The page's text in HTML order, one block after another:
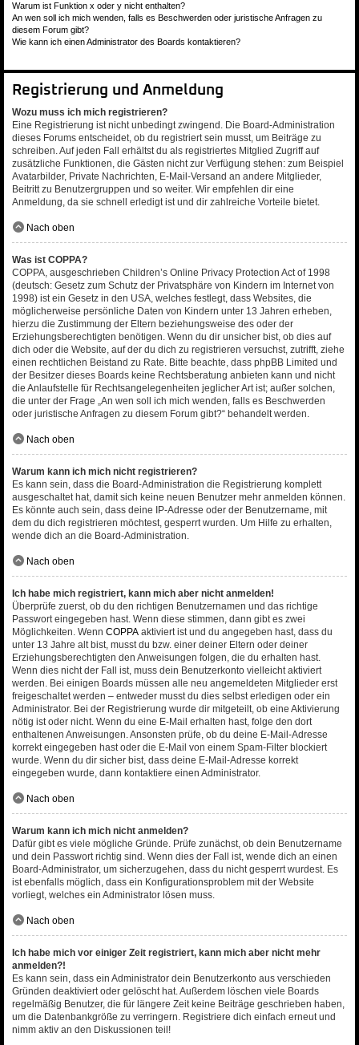
Warum ist Funktion x oder y nicht enthalten?
An wen soll ich mich wenden, falls es Beschwerden oder juristische Anfragen zu
diesem Forum gibt?
Wie kann ich einen Administrator des Boards kontaktieren?
Registrierung und Anmeldung
Wozu muss ich mich registrieren?
Eine Registrierung ist nicht unbedingt zwingend. Die Board-Administration
dieses Forums entscheidet, ob du registriert sein musst, um Beiträge zu
schreiben. Auf jeden Fall erhältst du als registriertes Mitglied Zugriff auf
zusätzliche Funktionen, die Gästen nicht zur Verfügung stehen: zum Beispiel
Avatarbilder, Private Nachrichten, E-Mail-Versand an andere Mitglieder,
Beitritt zu Benutzergruppen und so weiter. Wir empfehlen dir eine
Anmeldung, da sie schnell erledigt ist und dir zahlreiche Vorteile bietet.
Nach oben
Was ist COPPA?
COPPA, ausgeschrieben Children’s Online Privacy Protection Act of 1998
(deutsch: Gesetz zum Schutz der Privatsphäre von Kindern im Internet von
1998) ist ein Gesetz in den USA, welches festlegt, dass Websites, die
möglicherweise persönliche Daten von Kindern unter 13 Jahren erheben,
hierzu die Zustimmung der Eltern beziehungsweise des oder der
Erziehungsberechtigten benötigen. Wenn du dir unsicher bist, ob dies auf
dich oder die Website, auf der du dich zu registrieren versuchst, zutrifft, ziehe
einen rechtlichen Beistand zu Rate. Bitte beachte, dass phpBB Limited und
der Besitzer dieses Boards keine Rechtsberatung anbieten kann und nicht
die Anlaufstelle für Rechtsangelegenheiten jeglicher Art ist; außer solchen,
die unter der Frage „An wen soll ich mich wenden, falls es Beschwerden
oder juristische Anfragen zu diesem Forum gibt?“ behandelt werden.
Nach oben
Warum kann ich mich nicht registrieren?
Es kann sein, dass die Board-Administration die Registrierung komplett
ausgeschaltet hat, damit sich keine neuen Benutzer mehr anmelden können.
Es könnte auch sein, dass deine IP-Adresse oder der Benutzername, mit
dem du dich registrieren möchtest, gesperrt wurden. Um Hilfe zu erhalten,
wende dich an die Board-Administration.
Nach oben
Ich habe mich registriert, kann mich aber nicht anmelden!
Überprüfe zuerst, ob du den richtigen Benutzernamen und das richtige
Passwort eingegeben hast. Wenn diese stimmen, dann gibt es zwei
Möglichkeiten. Wenn COPPA aktiviert ist und du angegeben hast, dass du
unter 13 Jahre alt bist, musst du bzw. einer deiner Eltern oder deiner
Erziehungsberechtigten den Anweisungen folgen, die du erhalten hast.
Wenn dies nicht der Fall ist, muss dein Benutzerkonto vielleicht aktiviert
werden. Bei einigen Boards müssen alle neu angemeldeten Mitglieder erst
freigeschaltet werden – entweder musst du dies selbst erledigen oder ein
Administrator. Bei der Registrierung wurde dir mitgeteilt, ob eine Aktivierung
nötig ist oder nicht. Wenn du eine E-Mail erhalten hast, folge den dort
enthaltenen Anweisungen. Ansonsten prüfe, ob du deine E-Mail-Adresse
korrekt eingegeben hast oder die E-Mail von einem Spam-Filter blockiert
wurde. Wenn du dir sicher bist, dass deine E-Mail-Adresse korrekt
eingegeben wurde, dann kontaktiere einen Administrator.
Nach oben
Warum kann ich mich nicht anmelden?
Dafür gibt es viele mögliche Gründe. Prüfe zunächst, ob dein Benutzername
und dein Passwort richtig sind. Wenn dies der Fall ist, wende dich an einen
Board-Administrator, um sicherzugehen, dass du nicht gesperrt wurdest. Es
ist ebenfalls möglich, dass ein Konfigurationsproblem mit der Website
vorliegt, welches ein Administrator lösen muss.
Nach oben
Ich habe mich vor einiger Zeit registriert, kann mich aber nicht mehr
anmelden?!
Es kann sein, dass ein Administrator dein Benutzerkonto aus verschieden
Gründen deaktiviert oder gelöscht hat. Außerdem löschen viele Boards
regelmäßig Benutzer, die für längere Zeit keine Beiträge geschrieben haben,
um die Datenbankgröße zu verringern. Registriere dich einfach erneut und
nimm aktiv an den Diskussionen teil!